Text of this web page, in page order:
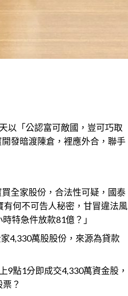
以「公認富可敵國，豈可巧取
發暗渡陳倉，裡應外合，聯手
全家股份，合法性可疑，國泰
有何不可告人秘密，甘冒違法風
特急件放款81億？」
4,330萬股股份， 來源為貸款
9點1分即成交4,330萬資金股，
？